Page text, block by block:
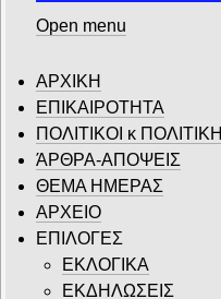
Open menu
ΑΡΧΙΚΗ
ΕΠΙΚΑΙΡΟΤΗΤΑ
ΠΟΛΙΤΙΚΟΙ κ ΠΟΛΙΤΙΚΗ
ΆΡΘΡΑ-ΑΠΟΨΕΙΣ
ΘΕΜΑ ΗΜΕΡΑΣ
ΑΡΧΕΙΟ
ΕΠΙΛΟΓΕΣ
ΕΚΛΟΓΙΚΑ
ΕΚΔΗΛΩΣΕΙΣ